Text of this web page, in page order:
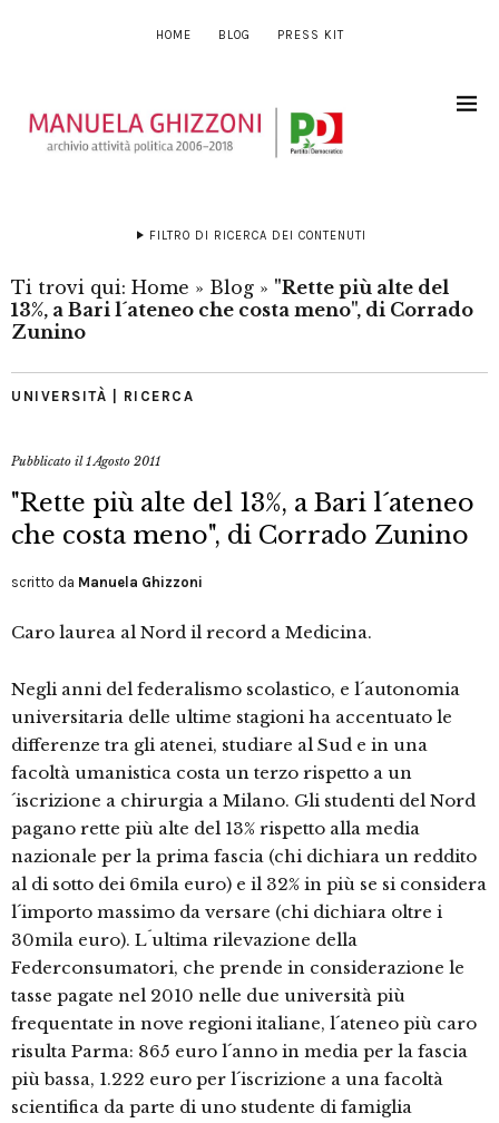
HOME BLOG PRESS KIT
FILTRO DI RICERCA DEI CONTENUTI
Ti trovi qui: Home » Blog » "Rette più alte del
13%, a Bari l´ateneo che costa meno", di Corrado
Zunino
UNIVERSITÀ | RICERCA
Pubblicato il1 Agosto 2011
"Rette più alte del 13%, a Bari l´ateneo
che costa meno", di Corrado Zunino
scritto da Manuela Ghizzoni
Caro laurea al Nord il record a Medicina.
Negli anni del federalismo scolastico, e l´autonomia
universitaria delle ultime stagioni ha accentuato le
differenze tra gli atenei, studiare al Sud e in una
facoltà umanistica costa un terzo rispetto a un
´iscrizione a chirurgia a Milano. Gli studenti del Nord
pagano rette più alte del 13% rispetto alla media
nazionale per la prima fascia (chi dichiara un reddito
al di sotto dei 6mila euro) e il 32% in più se si considera
l´importo massimo da versare (chi dichiara oltre i
30mila euro). L´ultima rilevazione della
Federconsumatori, che prende in considerazione le
tasse pagate nel 2010 nelle due università più
frequentate in nove regioni italiane, l´ateneo più caro
risulta Parma: 865 euro l´anno in media per la fascia
più bassa, 1.222 euro per l´iscrizione a una facoltà
scientifica da parte di uno studente di famiglia